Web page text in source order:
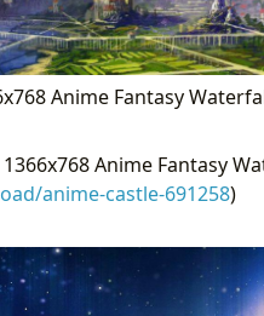
Anime Fantasy
Anime Fantasy
anime-castle-691258)